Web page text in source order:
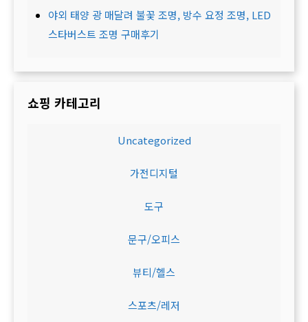
야외 태양 광 매달려 불꽃 조명, 방수 요정 조명, LED
스타버스트 조명 구매후기
쇼핑 카테고리
Uncategorized
가전디지털
도구
문구/오피스
뷰티/헬스
스포츠/레저